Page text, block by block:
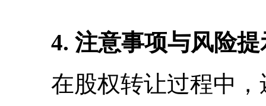
4. 注意事项与风险提
在股权转让过程中，